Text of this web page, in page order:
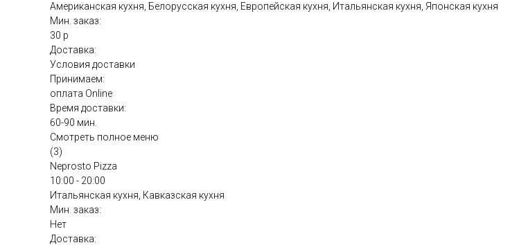
Американская кухня, Белорусская кухня, Европейская кухня, Итальянская кухня, Японская кухня
Мин. заказ:
30 р
Доставка:
Условия доставки
Принимаем:
оплата Online
Время доставки:
60-90 мин.
Смотреть полное меню
(3)
Neprosto Pizza
10:00 - 20:00
Итальянская кухня, Кавказская кухня
Мин. заказ:
Нет
Доставка: